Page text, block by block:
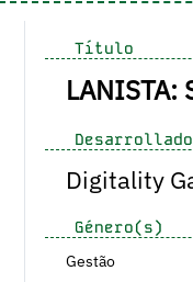
Título
LANISTA:
Digitality
Género(s)
Gestão